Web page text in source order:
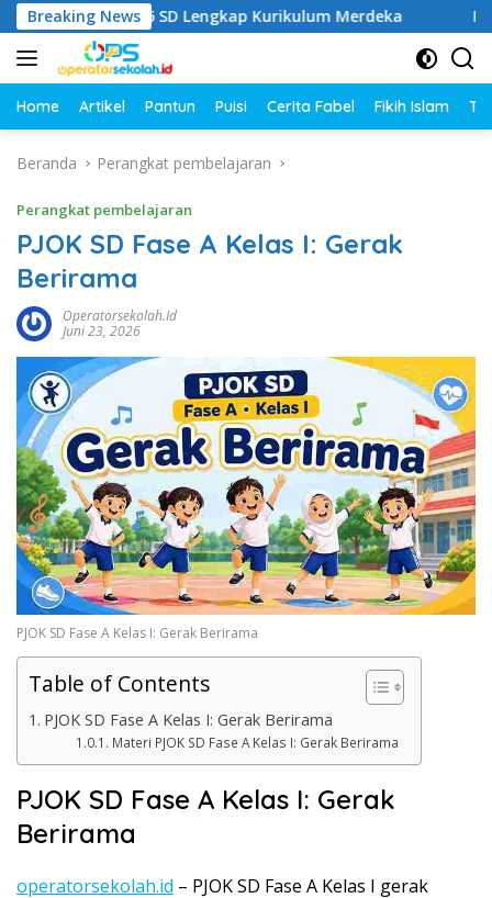
Langsung
ke
konten
Breaking News
1–6 SD Lengkap Kurikulum Merdeka Rangkuman
Home Artikel Pantun Puisi Cerita Fabel Fikih Islam
Beranda Perangkat pembelajaran
Perangkat pembelajaran
PJOK SD Fase A Kelas I: Gerak
Berirama
Operatorsekolah.id
Juni 23, 2026
PJOK SD Fase A Kelas I: Gerak Berirama
Table of Contents
PJOK SD Fase A Kelas I: Gerak Berirama
Materi PJOK SD Fase A Kelas I: Gerak Berirama
PJOK SD Fase A Kelas I: Gerak
Berirama
operatorsekolah.id – PJOK SD Fase A Kelas I gerak